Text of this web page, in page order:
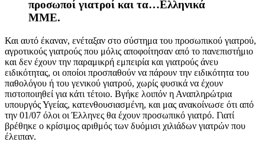
προσωποί γιατροί και τα…Ελληνικά
ΜΜΕ.
Και αυτό έκαναν, ενέταξαν στο σύστημα του προσωπικού γιατρού,
αγροτικούς γιατρούς που μόλις αποφοίτησαν από το πανεπιστήμιο
και δεν έχουν την παραμικρή εμπειρία και γιατρούς άνευ
ειδικότητας, οι οποίοι προσπαθούν να πάρουν την ειδικότητα του
παθολόγου ή του γενικού γιατρού, χωρίς φυσικά να έχουν
πιστοποιηθεί για κάτι τέτοιο. Βγήκε λοιπόν η Αναπληρώτρια
υπουργός Υγείας, κατενθουσιασμένη, και μας ανακοίνωσε ότι από
την 01/07 όλοι οι Έλληνες θα έχουν προσωπικό γιατρό. Γιατί
βρέθηκε ο κρίσιμος αριθμός των δυόμισι χιλιάδων γιατρών που
έλειπαν.